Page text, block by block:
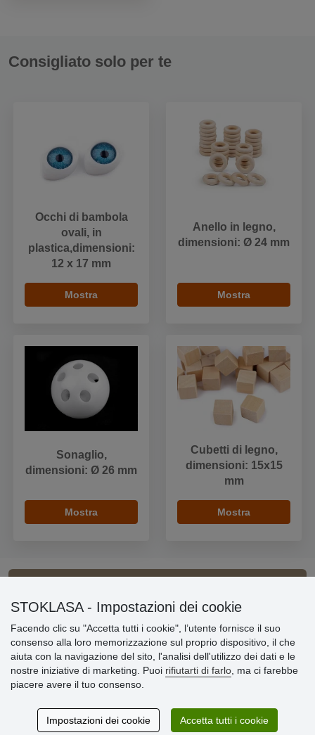
Consigliato solo per te
Occhi di bambola
ovali, in
plastica,dimensioni:
12 x 17 mm
Mostra
Anello in legno,
dimensioni: Ø 24 mm
Mostra
Sonaglio,
dimensioni: Ø 26 mm
Mostra
Cubetti di legno,
dimensioni: 15x15
mm
Mostra
Informazioni importanti
» Impostazioni dei cookie
» Termini & Condizioni
» Informativa sulla Privacy
» Consegna e pagamento
» Garanzia e resi
STOKLASA - Impostazioni dei cookie
Facendo clic su "Accetta tutti i cookie", l’utente fornisce il suo
consenso alla loro memorizzazione sul proprio dispositivo, il che
aiuta con la navigazione del sito, l'analisi dell'utilizzo dei dati e le
nostre iniziative di marketing. Puoi rifiutarti di farlo , ma ci farebbe
piacere avere il tuo consenso.
Impostazioni dei cookie Accetta tutti i cookie